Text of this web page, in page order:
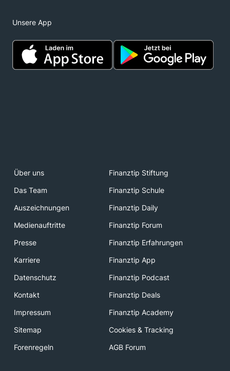
Unsere App
Über uns
Finanztip Stiftung
Das Team
Finanztip Schule
Auszeichnungen
Finanztip Daily
Medienauftritte
Finanztip Forum
Presse
Finanztip Erfahrungen
Karriere
Finanztip App
Datenschutz
Finanztip Podcast
Kontakt
Finanztip Deals
Impressum
Finanztip Academy
Sitemap
Cookies & Tracking
Forenregeln
AGB Forum